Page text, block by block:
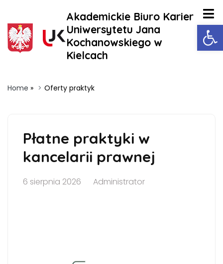
Akademickie Biuro Karier
Uniwersytetu Jana
Kochanowskiego w
Kielcach
Home » Oferty praktyk
Płatne praktyki w
kancelarii prawnej
6 sierpnia 2026 Administrator